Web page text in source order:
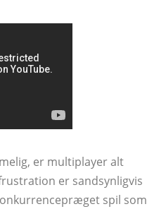
er multiplayer alt
er sandsynligvis
spil som